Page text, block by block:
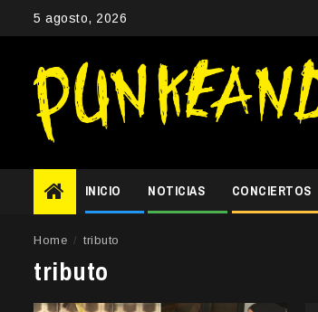
5 agosto, 2026
INICIO NOTICIAS CONCIERTOS
Home tributo
tributo